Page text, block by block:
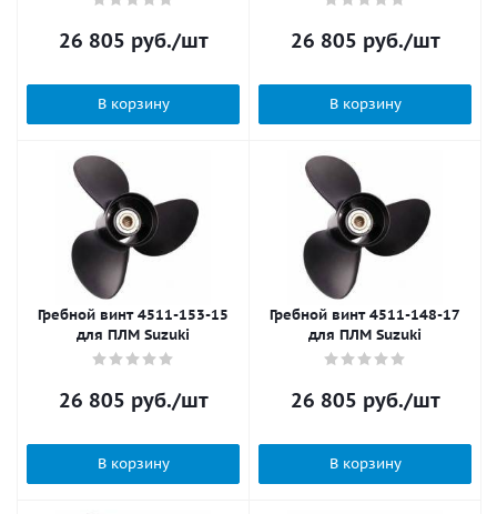
26 805 руб./шт
В корзину
26 805 руб./шт
В корзину
Гребной винт 4511-153-15
для ПЛМ Suzuki
26 805 руб./шт
В корзину
Гребной винт 4511-148-17
для ПЛМ Suzuki
26 805 руб./шт
В корзину